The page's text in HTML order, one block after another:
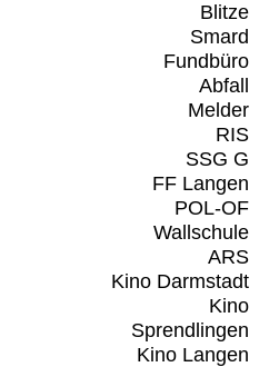
Blitze
Smard
Fundbüro
Abfall
Melder
RIS
SSG G
FF Langen
POL-OF
Wallschule
ARS
Kino Darmstadt
Kino
Sprendlingen
Kino Langen